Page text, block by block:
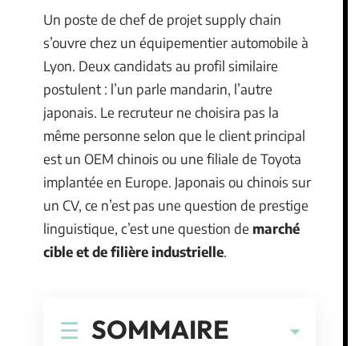
Un poste de chef de projet supply chain
s’ouvre chez un équipementier automobile à
Lyon. Deux candidats au profil similaire
postulent : l’un parle mandarin, l’autre
japonais. Le recruteur ne choisira pas la
même personne selon que le client principal
est un OEM chinois ou une filiale de Toyota
implantée en Europe. Japonais ou chinois sur
un CV, ce n’est pas une question de prestige
linguistique, c’est une question de marché
cible et de filière industrielle.
SOMMAIRE